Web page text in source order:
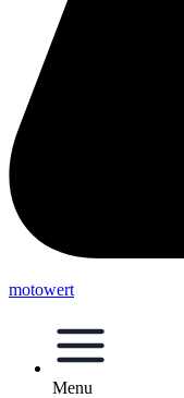
motowert
Menu